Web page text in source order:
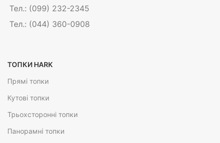
Тел.: (099) 232-2345
Тел.: (044) 360-0908
ТОПКИ HARK
Прямі топки
Кутові топки
Трьохсторонні топки
Панорамні топки